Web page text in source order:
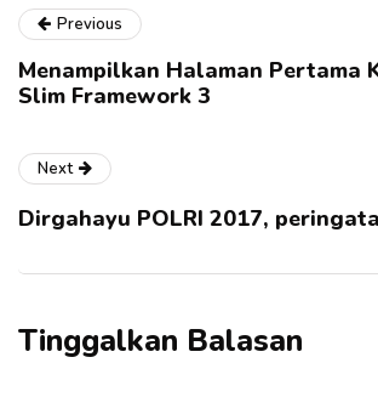
Previous
Menampilkan Halaman Pertama
Slim Framework 3
Next
Dirgahayu POLRI 2017,
Tinggalkan Balasan